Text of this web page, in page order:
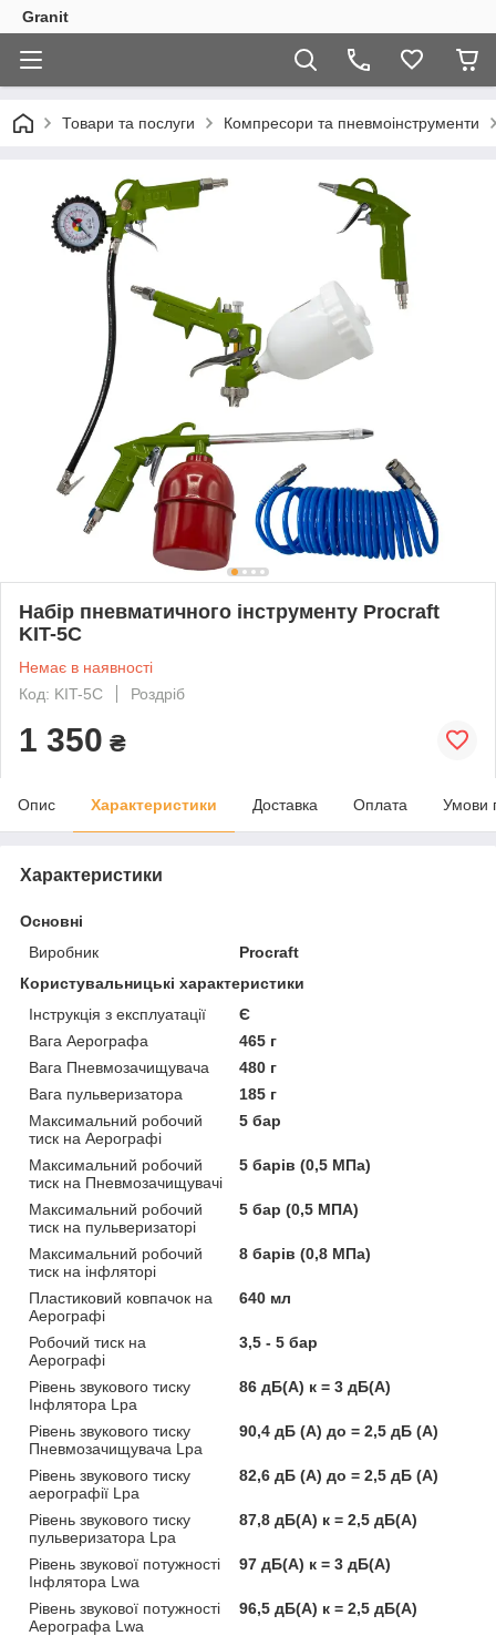
Granit
Товари та послуги Компресори та пневмоінструменти
Набір пневматичного інструменту Procraft
KIT-5C
Немає в наявності
Код: KIT-5C
Роздріб
1 350 ₴
Опис Характеристики Доставка Оплата Умови
Характеристики
Основні
Виробник
Procraft
Користувальницькі характеристики
Інструкція з експлуатації
Є
Вага Аерографа
465 г
Вага Пневмозачищувача
480 г
Вага пульверизатора
185 г
Максимальний робочий
тиск на Аерографі
5 бар
Максимальний робочий
тиск на Пневмозачищувачі
5 барів (0,5 МПа)
Максимальний робочий
тиск на пульверизаторі
5 бар (0,5 МПА)
Максимальний робочий
тиск на інфляторі
8 барів (0,8 МПа)
Пластиковий ковпачок на
Аерографі
640 мл
Робочий тиск на
Аерографі
3,5 - 5 бар
Рівень звукового тиску
Інфлятора Lpa
86 дБ(А) к = 3 дБ(А)
Рівень звукового тиску
Пневмозачищувача Lpa
90,4 дБ (А) до = 2,5 дБ (А)
Рівень звукового тиску
аерографії Lpa
82,6 дБ (А) до = 2,5 дБ (А)
Рівень звукового тиску
пульверизатора Lpa
87,8 дБ(А) к = 2,5 дБ(А)
Рівень звукової потужності
Інфлятора Lwa
97 дБ(А) к = 3 дБ(А)
Рівень звукової потужності
Аерографа Lwa
96,5 дБ(А) к = 2,5 дБ(А)